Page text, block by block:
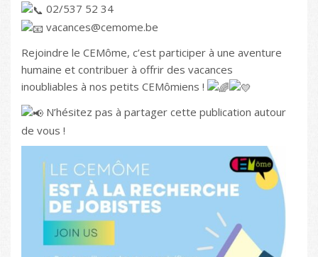
02/537 52 34
vacances@cemome.be
Rejoindre le CEMôme, c’est participer à une aventure
humaine et contribuer à offrir des vacances
inoubliables à nos petits CEMômiens !
N’hésitez pas à partager cette publication autour
de vous !